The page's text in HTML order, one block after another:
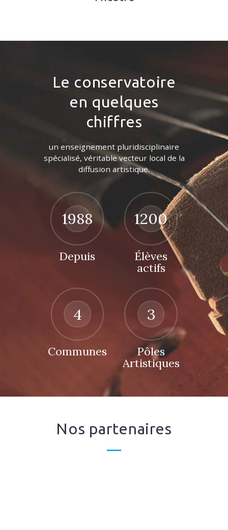
Le conservatoire
en quelques
chiffres
un enseignement pluridisciplinaire
spécialisé, véritable vecteur local de la
diffusion artistique.
1988
Depuis
1200
Élèves
actifs
4
Communes
3
Pôles
Artistiques
Nos partenaires